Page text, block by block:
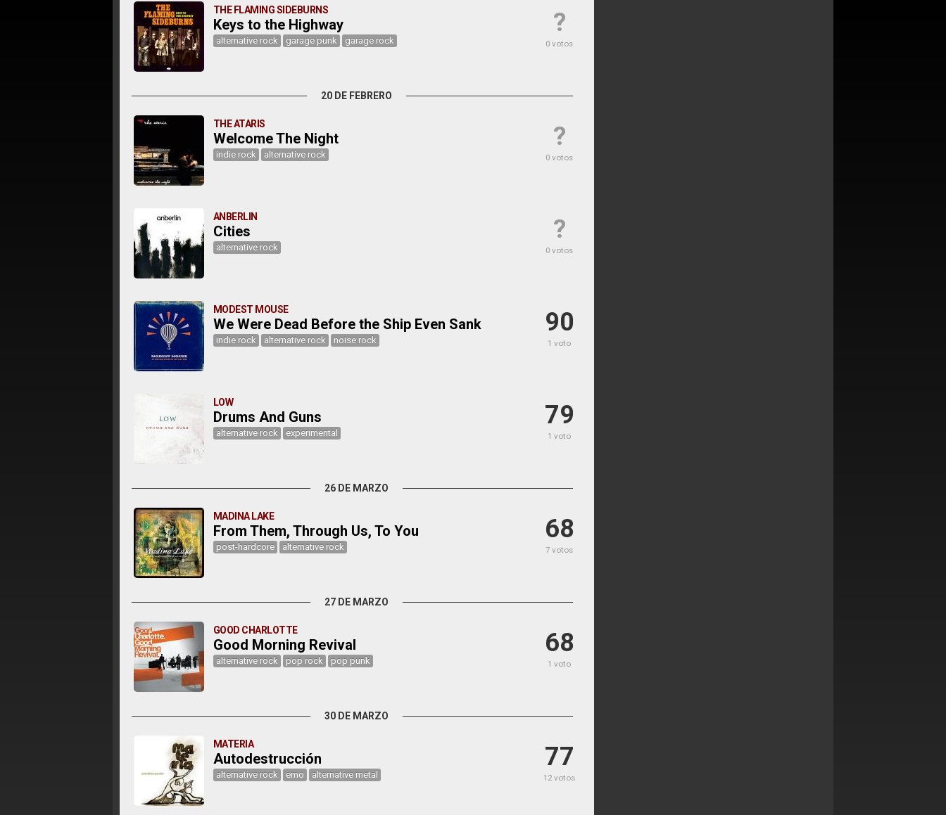
?
0 votos
THE FLAMING SIDEBURNS
Keys to the Highway
alternative rock garage punk garage rock
20 DE FEBRERO
?
0 votos
THE ATARIS
Welcome The Night
indie rock alternative rock
?
0 votos
ANBERLIN
Cities
alternative rock
90
1 voto
MODEST MOUSE
We Were Dead Before the Ship Even Sank
indie rock alternative rock noise rock
79
1 voto
LOW
Drums And Guns
alternative rock experimental
26 DE MARZO
68
7 votos
MADINA LAKE
From Them, Through Us, To You
post-hardcore alternative rock
27 DE MARZO
68
1 voto
GOOD CHARLOTTE
Good Morning Revival
alternative rock pop rock pop punk
30 DE MARZO
77
12 votos
MATERIA
Autodestrucción
alternative rock emo alternative metal